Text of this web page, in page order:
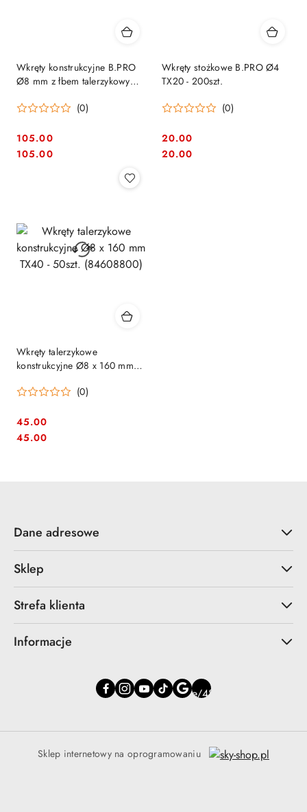
Wkręty konstrukcyjne B.PRO
Ø8 mm z łbem talerzykowym
(0)
Cena:
105.00
Cena:
105.00
Wkręty stożkowe B.PRO Ø4
TX20 - 200szt.
(0)
Cena:
20.00
Cena:
20.00
Wkręty talerzykowe
konstrukcyjne Ø8 x 160 mm
(0)
Cena:
45.00
Cena:
45.00
Dane adresowe
Sklep
Strefa klienta
Informacje
Sklep internetowy na oprogramowaniu